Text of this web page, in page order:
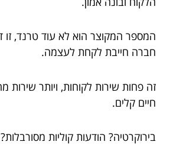
המספר המקוצר הוא לא עוד טרנד,
חברה חייבת לקחת לעצמה.
זה פחות שירות לקוחות, ויותר
חיים קלים.
בירוקרטיה? הודעות קוליות